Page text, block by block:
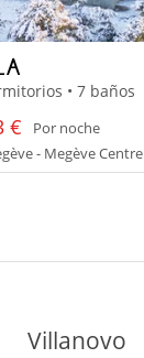
• 7 baños
€
Por noche
- Megève Centre
Villanovo